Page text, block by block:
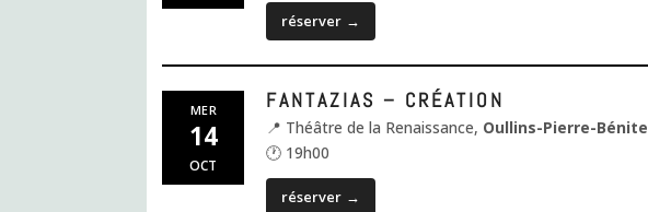
réserver →
MER
14
OCT
FANTAZIAS – CRÉATION
📍 Théâtre de la Renaissance, Oullins-Pierre-Bénite
🕐 19h00
réserver →